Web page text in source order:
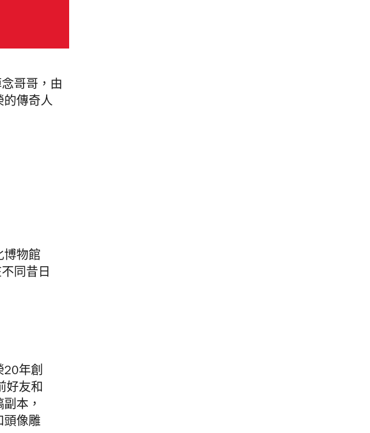
哥哥，由
的傳奇人
博物館
同昔日
20年創
好友和
本，
頭像雕